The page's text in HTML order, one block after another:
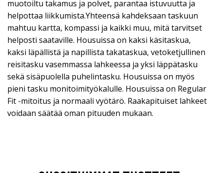
muotoiltu takamus ja polvet, parantaa istuvuutta ja
helpottaa liikkumista.Yhteensä kahdeksaan taskuun
mahtuu kartta, kompassi ja kaikki muu, mitä tarvitset
helposti saataville. Housuissa on kaksi käsitaskua,
kaksi läpällistä ja napillista takataskua, vetoketjullinen
reisitasku vasemmassa lahkeessa ja yksi läppätasku
sekä sisäpuolella puhelintasku. Housuissa on myös
pieni tasku monitoimityökalulle. Housuissa on Regular
Fit -mitoitus ja normaali vyötärö. Raakapituiset lahkeet
voidaan säätää oman pituuden mukaan.